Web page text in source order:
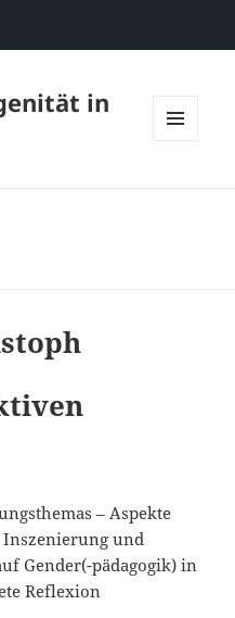
in
– Aspekte
und
Gender(-pädagogik) in
Reflexion